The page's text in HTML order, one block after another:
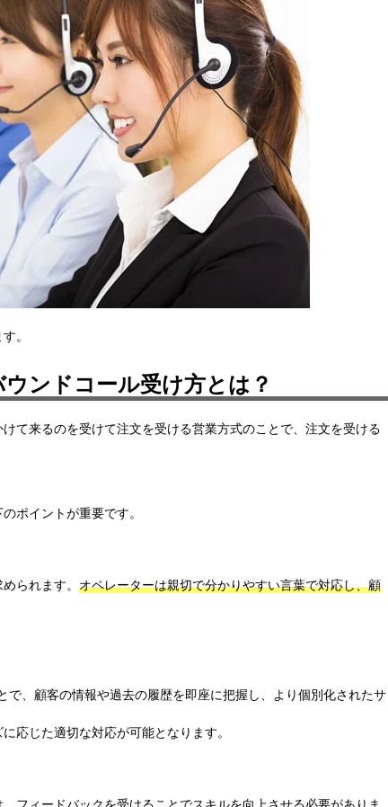
。
ンドコール受け方とは？
て来るのを受けて注文を受ける営業方式のことで、注文を受ける
ポイントが重要です。
られます。 オペレーターは親切で分かりやすい言葉で対応し、顧
で、顧客の情報や過去の履歴を即座に把握し、より個別化されたサ
応じた適切な対応が可能となります。